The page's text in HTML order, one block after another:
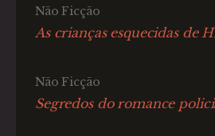
Não Ficção
As crianças esquecidas de
Não Ficção
Segredos do romance